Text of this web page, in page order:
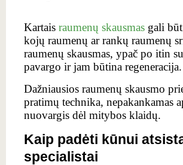
Kartais raumenų skausmas gali
kojų raumenų ar rankų raumenų
raumenų skausmas, ypač po itin
pavargo ir jam būtina regeneracija.
Dažniausios raumenų skausmo
pratimų technika, nepakankamas
nuovargis dėl mitybos klaidų.
Kaip padėti kūnui
specialistai